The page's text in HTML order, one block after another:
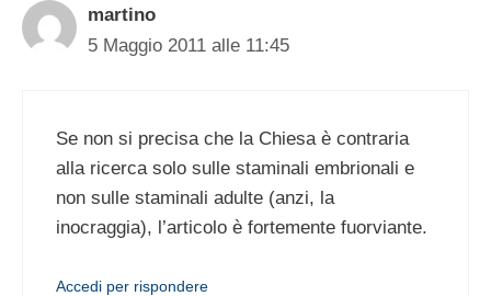
martino
5 Maggio 2011 alle 11:45
Se non si precisa che la Chiesa è contraria
alla ricerca solo sulle staminali embrionali e
non sulle staminali adulte (anzi, la
inocraggia), l’articolo è fortemente fuorviante.
Accedi per rispondere